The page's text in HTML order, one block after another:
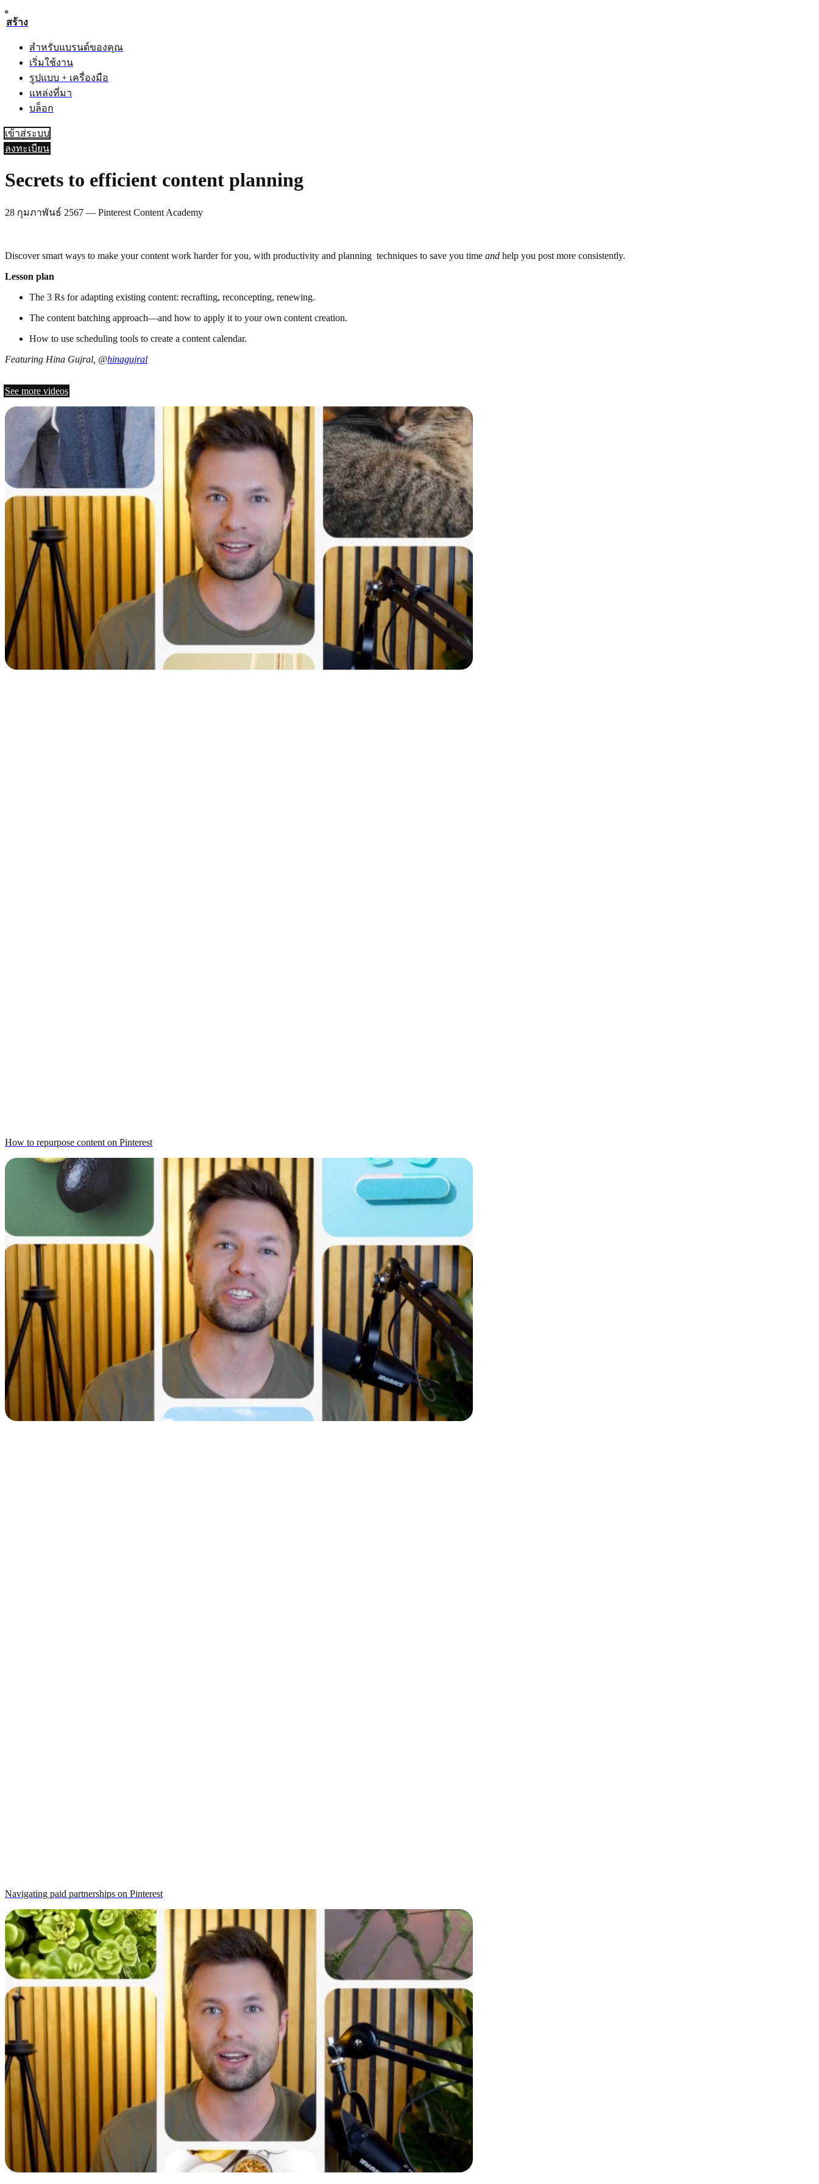
สร้าง
สำหรับแบรนด์ของคุณ
เริ่มใช้งาน
รูปแบบ + เครื่องมือ
แหล่งที่มา
บล็อก
เข้าสู่ระบบ
ลงทะเบียน
Secrets to efficient content planning
28 กุมภาพันธ์ 2567 — Pinterest Content Academy
Discover smart ways to make your content work harder for you, with productivity and planning techniques to save you time and help you post more consistently.
Lesson plan
The 3 Rs for adapting existing content: recrafting, reconcepting, renewing.
The content batching approach—and how to apply it to your own content creation.
How to use scheduling tools to create a content calendar.
Featuring Hina Gujral, @hinagujral
See more videos
How to repurpose content on Pinterest
Navigating paid partnerships on Pinterest